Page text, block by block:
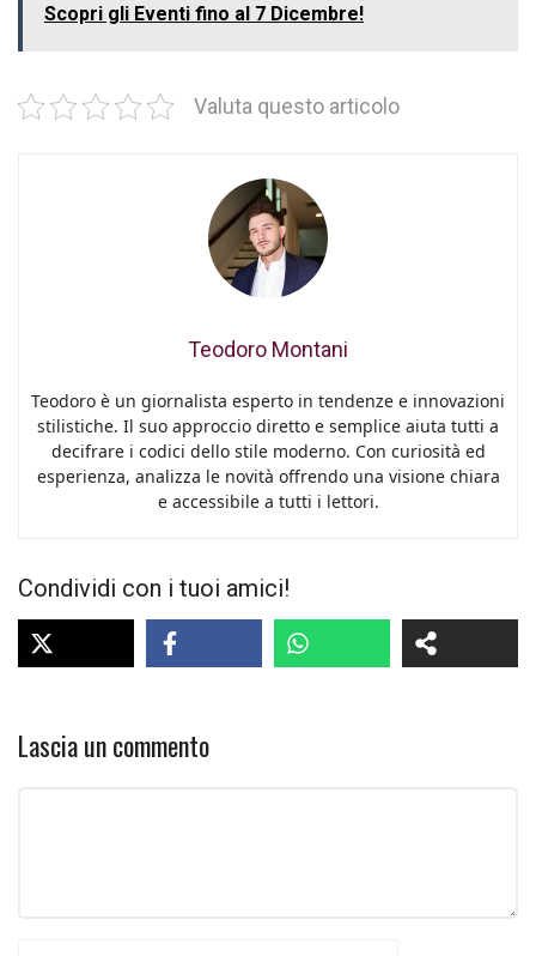
Scopri gli Eventi fino al 7 Dicembre!
Valuta questo articolo
Teodoro Montani
Teodoro è un giornalista esperto in tendenze e innovazioni
stilistiche. Il suo approccio diretto e semplice aiuta tutti a
decifrare i codici dello stile moderno. Con curiosità ed
esperienza, analizza le novità offrendo una visione chiara
e accessibile a tutti i lettori.
Condividi con i tuoi amici!
Lascia un commento